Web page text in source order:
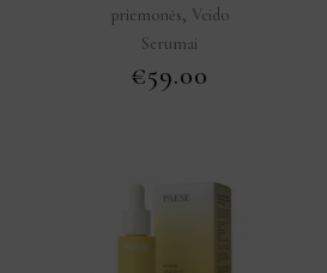
priemonės, Veido
Serumai
€59.00